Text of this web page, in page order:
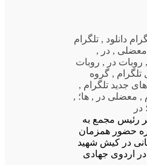
دانلود , تلگرام
معضلی , در ,
, روبات در , روبات
تلگرام , گروه
جدید تلگرام ,
, معضلی در , ها؛ ,
در
رئیس مجمع به
حضور همزمان
در کیش شهید
اردوی جهادی